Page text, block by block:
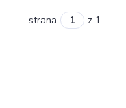
strana z 1